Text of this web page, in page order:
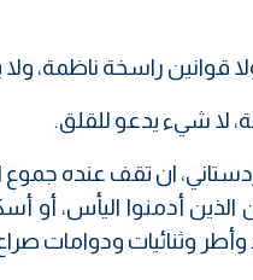
قوانين راسخة ناظمة،
لا شيء يدعو للقلق.
ان تقف عنده
الذين أدمنوا اليأس، أو
وثنائيات ودوامات